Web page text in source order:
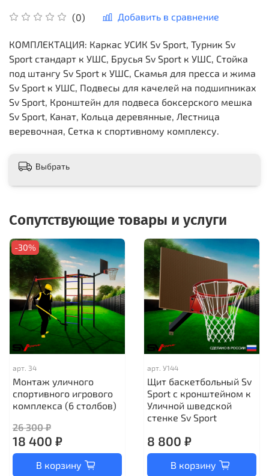
(0) Добавить в сравнение
КОМПЛЕКТАЦИЯ: Каркас УСИК Sv Sport, Турник Sv
Sport стандарт к УШС, Брусья Sv Sport к УШС, Стойка
под штангу Sv Sport к УШС, Скамья для пресса и жима
Sv Sport к УШС, Подвесы для качелей на подшипниках
Sv Sport, Кронштейн для подвеса боксерского мешка
Sv Sport, Kанат, Kольца деревянные, Лестница
веревочная, Сетка к спортивному комплексу.
Выбрать
Сопутствующие товары и услуги
-30%
арт. 34
Монтаж уличного
спортивного игрового
комплекса (6 столбов)
26 300 ₽
18 400 ₽
В корзину
арт. У144
Щит баскетбольный Sv
Sport c кронштейном к
Уличной шведской
стенке Sv Sport
8 800 ₽
В корзину